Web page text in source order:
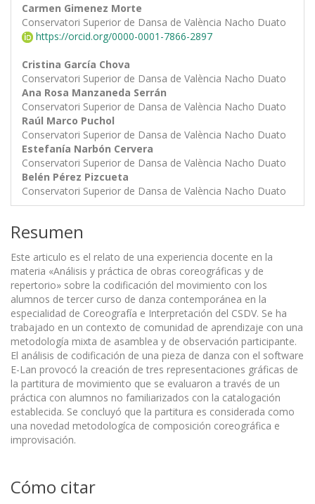
Carmen Gimenez Morte
Conservatori Superior de Dansa de València Nacho Duato
https://orcid.org/0000-0001-7866-2897
Cristina García Chova
Conservatori Superior de Dansa de València Nacho Duato
Ana Rosa Manzaneda Serrán
Conservatori Superior de Dansa de València Nacho Duato
Raúl Marco Puchol
Conservatori Superior de Dansa de València Nacho Duato
Estefanía Narbón Cervera
Conservatori Superior de Dansa de València Nacho Duato
Belén Pérez Pizcueta
Conservatori Superior de Dansa de València Nacho Duato
Resumen
Este articulo es el relato de una experiencia docente en la
materia «Análisis y práctica de obras coreográficas y de
repertorio» sobre la codificación del movimiento con los
alumnos de tercer curso de danza contemporánea en la
especialidad de Coreografía e Interpretación del CSDV. Se ha
trabajado en un contexto de comunidad de aprendizaje con una
metodología mixta de asamblea y de observación participante.
El análisis de codificación de una pieza de danza con el software
E-Lan provocó la creación de tres representaciones gráficas de
la partitura de movimiento que se evaluaron a través de un
práctica con alumnos no familiarizados con la catalogación
establecida. Se concluyó que la partitura es considerada como
una novedad metodologíca de composición coreográfica e
improvisación.
Cómo citar